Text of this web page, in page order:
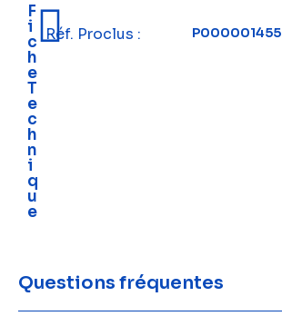
F
i
c
h
e
T
e
c
h
n
i
q
u
e
Réf. Proclus : P000001455
Questions fréquentes